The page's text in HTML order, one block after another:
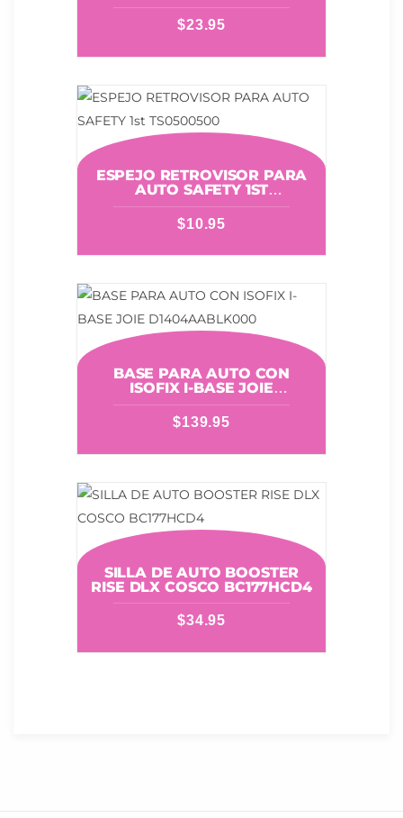
$23.95
ESPEJO RETROVISOR PARA
AUTO SAFETY 1ST
TS0500500
$10.95
BASE PARA AUTO CON
ISOFIX I-BASE JOIE
D1404AABLK000
$139.95
SILLA DE AUTO BOOSTER
RISE DLX COSCO BC177HCD4
$34.95